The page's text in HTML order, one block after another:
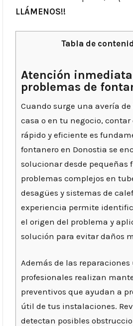
LLÁMENOS!!
Tabla de
Atención
problemas de
Cuando surge una avería
casa o en tu negocio,
rápido y eficiente es
fontanero en Donostia se
solucionar desde pequeñas
problemas complejos en
desagües y sistemas de
experiencia permite
el origen del problema y
solución para evitar daños
Además de las reparaciones
profesionales realizan
preventivos que ayudan a
útil de tus instalaciones.
detectan posibles